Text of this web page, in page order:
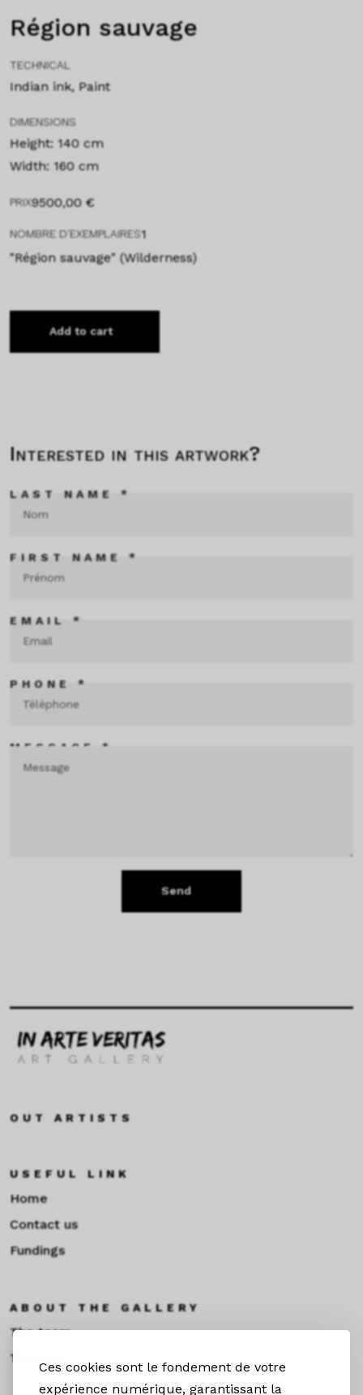
Ces cookies sont le fondement de votre
expérience numérique, garantissant la
Région sauvage
TECHNICAL
Indian ink, Paint
DIMENSIONS
Height: 140 cm
Width: 160 cm
PRIX9500,00 €
NOMBRE D'EXEMPLAIRES1
"Région sauvage" (Wilderness)
Add to cart
Interested in this artwork?
LAST NAME *
FIRST NAME *
EMAIL *
PHONE *
MESSAGE *
Send
OUT ARTISTS
USEFUL LINK
Home
Contact us
Fundings
ABOUT THE GALLERY
The team
Toulouse